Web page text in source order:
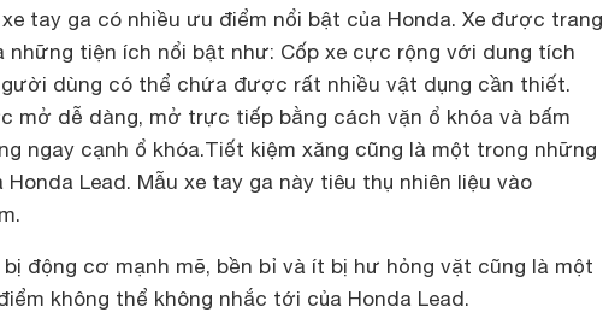
tay ga có nhiều ưu điểm nổi bật của Honda. Xe được trang
những tiện ích nổi bật như: Cốp xe cực rộng với dung tích
dùng có thể chứa được rất nhiều vật dụng cần thiết.
mở dễ dàng, mở trực tiếp bằng cách vặn ổ khóa và bấm
ngay cạnh ổ khóa.Tiết kiệm xăng cũng là một trong những
Lead. Mẫu xe tay ga này tiêu thụ nhiên liệu vào
động cơ mạnh mẽ, bền bỉ và ít bị hư hỏng vặt cũng là một
không thể không nhắc tới của Honda Lead.